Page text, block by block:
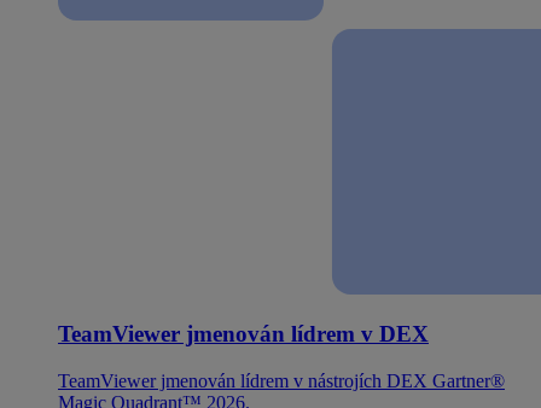
TeamViewer jmenován lídrem v DEX
TeamViewer jmenován lídrem v nástrojích DEX Gartner®
Magic Quadrant™ 2026.